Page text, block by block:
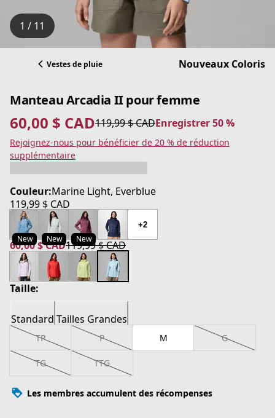
1 / 11
Vestes de pluie Nouveaux Coloris
Manteau Arcadia II pour femme
60,00 $ CAD
prix actuel 60,00 $ CAD119,99 $ CAD
prix original 119,99 $ CAD Enregistrer 50 %
Enregistrer 50 %
Rejoignez-nous pour bénéficier de 20 % de réduction
supplémentaire
Couleur:Marine Light, Everblue
119,99 $ CAD
prix actuel 119,99 $ CAD
New New New
+2
60,00 $ CAD
prix actuel 60,00 $ CAD
119,99 $ CAD
prix original 119,99 $ CAD
Taille:
Standard Tailles Grandes
TP P M G
TG TTG
Les membres accumulent des récompenses